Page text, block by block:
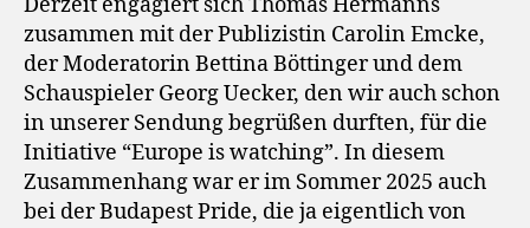
Derzeit engagiert sich Thomas Hermanns
zusammen mit der Publizistin Carolin Emcke,
der Moderatorin Bettina Böttinger und dem
Schauspieler Georg Uecker, den wir auch schon
in unserer Sendung begrüßen durften, für die
Initiative “Europe is watching”. In diesem
Zusammenhang war er im Sommer 2025 auch
bei der Budapest Pride, die ja eigentlich von